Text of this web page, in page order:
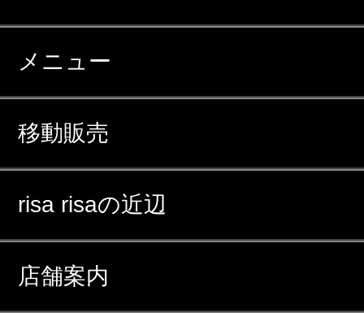
メニュー
移動販売
risa risaの近辺
店舗案内